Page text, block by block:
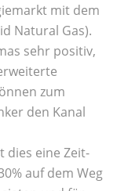
mit dem
Natural Gas).
sehr positiv,
zum
den Kanal
dies eine Zeit-
auf dem Weg